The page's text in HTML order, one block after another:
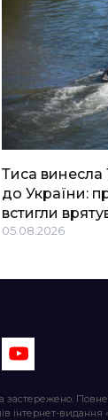
Тиса винесла
до України:
встигли
05.08.2026
застережено.
інтернет-видання